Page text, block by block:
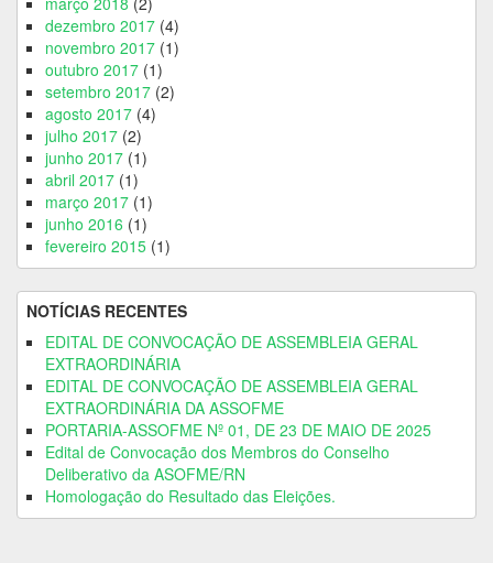
dezembro 2017 (4)
novembro 2017 (1)
outubro 2017 (1)
setembro 2017 (2)
agosto 2017 (4)
julho 2017 (2)
junho 2017 (1)
abril 2017 (1)
março 2017 (1)
junho 2016 (1)
fevereiro 2015 (1)
NOTÍCIAS RECENTES
EDITAL DE CONVOCAÇÃO DE ASSEMBLEIA GERAL
EXTRAORDINÁRIA
EDITAL DE CONVOCAÇÃO DE ASSEMBLEIA GERAL
EXTRAORDINÁRIA DA ASSOFME
PORTARIA-ASSOFME Nº 01, DE 23 DE MAIO DE 2025
Edital de Convocação dos Membros do Conselho
Deliberativo da ASOFME/RN
Homologação do Resultado das Eleições.